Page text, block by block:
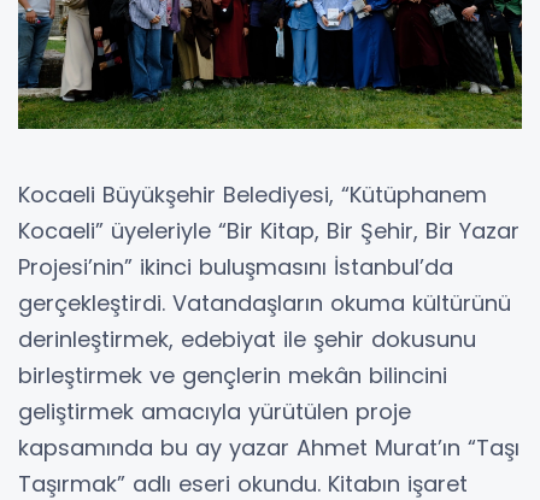
Kocaeli Büyükşehir Belediyesi, “Kütüphanem
Kocaeli” üyeleriyle “Bir Kitap, Bir Şehir, Bir Yazar
Projesi’nin” ikinci buluşmasını İstanbul’da
gerçekleştirdi. Vatandaşların okuma kültürünü
derinleştirmek, edebiyat ile şehir dokusunu
birleştirmek ve gençlerin mekân bilincini
geliştirmek amacıyla yürütülen proje
kapsamında bu ay yazar Ahmet Murat’ın “Taşı
Taşırmak” adlı eseri okundu. Kitabın işaret